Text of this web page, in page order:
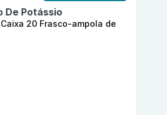
De Potássio
20 Frasco-ampola de